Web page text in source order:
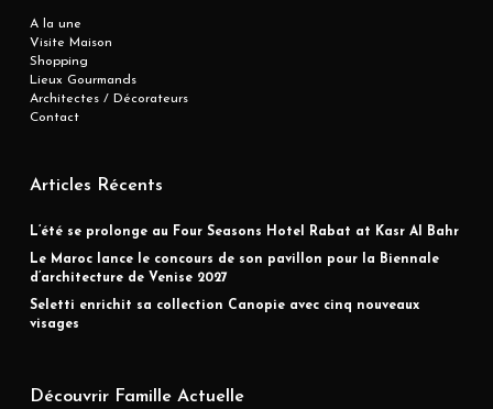
A la une
Visite Maison
Shopping
Lieux Gourmands
Architectes / Décorateurs
Contact
Articles Récents
L’été se prolonge au Four Seasons Hotel Rabat at Kasr Al Bahr
Le Maroc lance le concours de son pavillon pour la Biennale
d’architecture de Venise 2027
Seletti enrichit sa collection Canopie avec cinq nouveaux
visages
Découvrir Famille Actuelle